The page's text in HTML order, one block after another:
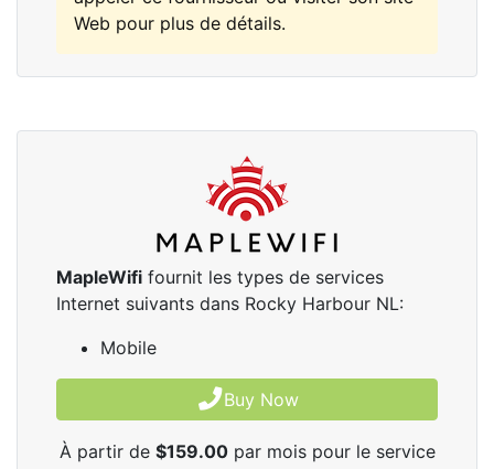
Web pour plus de détails.
MapleWifi fournit les types de services
Internet suivants dans Rocky Harbour NL:
Mobile
Buy Now
À partir de $159.00par mois pour le service